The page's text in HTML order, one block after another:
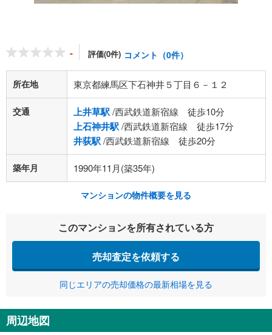
- 評価(0件) コメント（0件）
所在地 東京都練馬区下石神井５丁目６－１２
交通 上井草駅/西武鉄道新宿線 徒歩10分
上石神井駅/西武鉄道新宿線 徒歩17分
井荻駅/西武鉄道新宿線 徒歩20分
築年月 1990年11月(築35年)
マンションの物件概要を見る
このマンションを所有されている方
売却査定を依頼する
同じエリアの売却価格の最新相場を見る
周辺地図